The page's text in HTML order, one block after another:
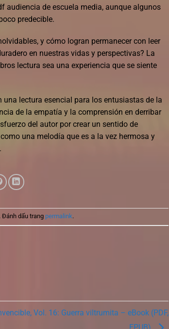
audiencia de escuela media, aunque algunos
predecible.
y cómo logran permanecer con leer
en nuestras vidas y perspectivas? La
lectura sea una experiencia que se siente
lectura esencial para los entusiastas de la
de la empatía y la comprensión en derribar
del autor por crear un sentido de
una melodía que es a la vez hermosa y
. Đánh dấu trang permalink.
Vol. 16: Guerra viltrumita – eBook (PDF,